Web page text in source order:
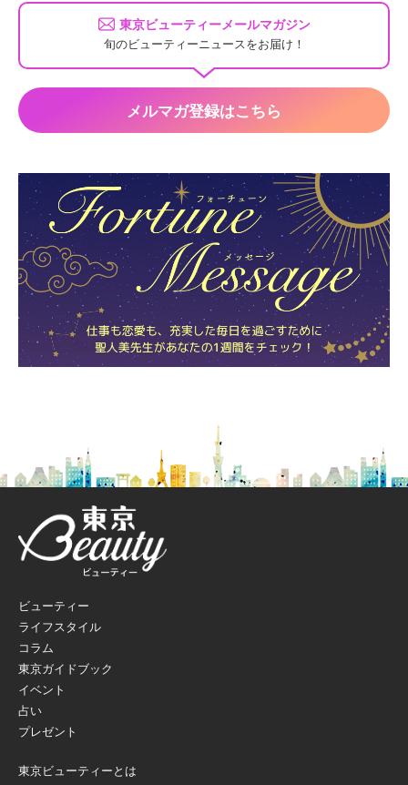
東京ビューティーメールマガジン
旬のビューティーニュースをお届け！
メルマガ登録はこちら
ビューティー
ライフスタイル
コラム
東京ガイドブック
イベント
占い
プレゼント
東京ビューティーとは